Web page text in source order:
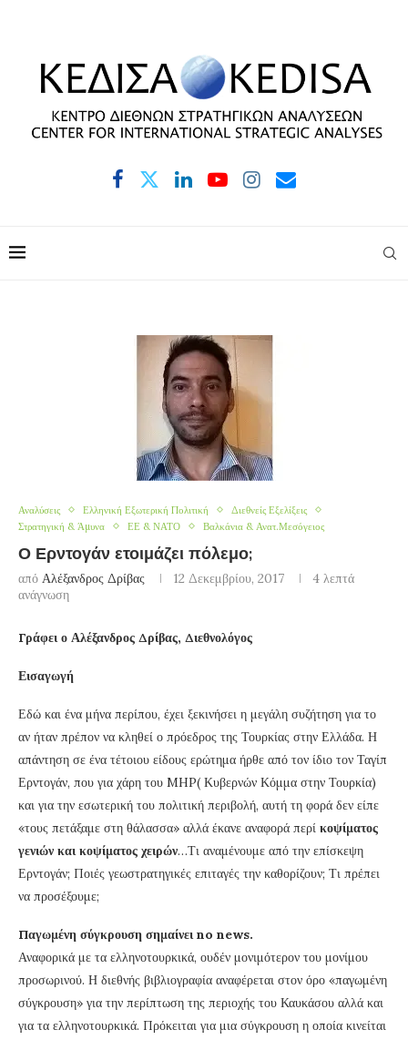
Αναλύσεις Ελληνική Εξωτερική Πολιτική
Διεθνείς Εξελίξεις
Στρατηγική & Άμυνα
ΕΕ & ΝΑΤΟ Βαλκάνια & Ανατ.Μεσόγειος
Ο Ερντογάν ετοιμάζει πόλεμο;
από Αλέξανδρος Δρίβας 12 Δεκεμβρίου, 2017
4 λεπτά
ανάγνωση
Γράφει ο Αλέξανδρος Δρίβας, Διεθνολόγος
Εισαγωγή
Εδώ και ένα μήνα περίπου, έχει ξεκινήσει η μεγάλη συζήτηση για το
αν ήταν πρέπον να κληθεί ο πρόεδρος της Τουρκίας στην Ελλάδα. Η
απάντηση σε ένα τέτοιου είδους ερώτημα ήρθε από τον ίδιο τον Ταγίπ
Ερντογάν, που για χάρη του MHP( Κυβερνών Κόμμα στην Τουρκία)
και για την εσωτερική του πολιτική περιβολή, αυτή τη φορά δεν είπε
«τους πετάξαμε στη θάλασσα» αλλά έκανε αναφορά περί κοψίματος
γενιών και κοψίματος χειρών…Τι αναμένουμε από την επίσκεψη
Ερντογάν; Ποιές γεωστρατηγικές επιταγές την καθορίζουν; Τι πρέπει
να προσέξουμε;
Παγωμένη σύγκρουση σημαίνει no news.
Αναφορικά με τα ελληνοτουρκικά, ουδέν μονιμότερον του μονίμου
προσωρινού. Η διεθνής βιβλιογραφία αναφέρεται στον όρο «παγωμένη
σύγκρουση» για την περίπτωση της περιοχής του Καυκάσου αλλά και
για τα ελληνοτουρκικά. Πρόκειται για μια σύγκρουση η οποία κινείται